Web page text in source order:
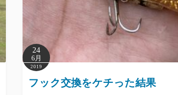
24
6月
2019
フック交換をケチった結果